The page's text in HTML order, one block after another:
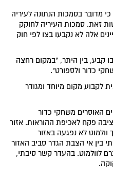
מדובר בסמכות הנתונה לעיריה
זאת. סמכות העיריה לחוקק
אלה לא נקבעו בצו לפי חוק
קבע, בין היתר, "במקום רחצה
כדור ולספורט".
לקבוע מקום מיוחד ומגודר
האוסרים משחקי כדור
פקח לאכיפת ההוראות. אזור
לא נפגעה באזור
בין אי הצבת הגדר סביב האזור
לוולמוט. בהעדר קשר סיבתי,